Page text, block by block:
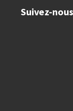
Suivez-nous